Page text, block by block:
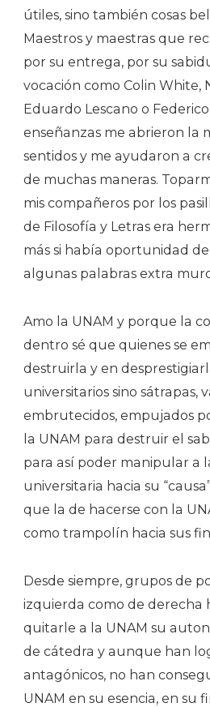
útiles, sino también cosas
Maestros y maestras que
por su entrega, por su
vocación como Colin White,
Eduardo Lescano o
enseñanzas me abrieron la
sentidos y me ayudaron a
de muchas maneras.
mis compañeros por los
de Filosofía y Letras era
más si había oportunidad
algunas palabras extra
Amo la UNAM y porque la
dentro sé que quienes se
destruirla y en
universitarios sino sátrapas,
embrutecidos, empujados
la UNAM para destruir el
para así poder manipular a
universitaria hacia su
que la de hacerse con la
como trampolín hacia sus
Desde siempre, grupos de
izquierda como de derecha
quitarle a la UNAM su
de cátedra y aunque han
antagónicos, no han
UNAM en su esencia, en su